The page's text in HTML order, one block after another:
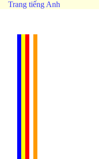
Trang tiếng Anh